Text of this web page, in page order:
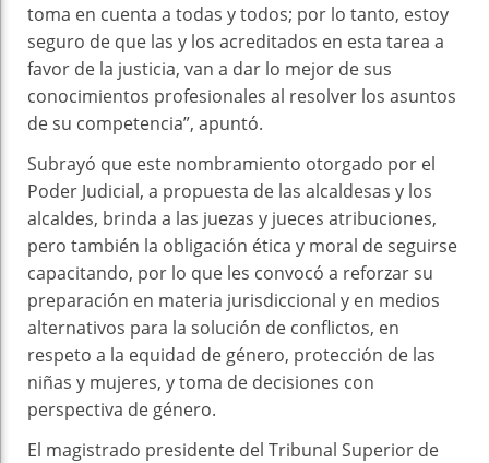
toma en cuenta a todas y todos; por lo tanto, estoy
seguro de que las y los acreditados en esta tarea a
favor de la justicia, van a dar lo mejor de sus
conocimientos profesionales al resolver los asuntos
de su competencia”, apuntó.
Subrayó que este nombramiento otorgado por el
Poder Judicial, a propuesta de las alcaldesas y los
alcaldes, brinda a las juezas y jueces atribuciones,
pero también la obligación ética y moral de seguirse
capacitando, por lo que les convocó a reforzar su
preparación en materia jurisdiccional y en medios
alternativos para la solución de conflictos, en
respeto a la equidad de género, protección de las
niñas y mujeres, y toma de decisiones con
perspectiva de género.
El magistrado presidente del Tribunal Superior de